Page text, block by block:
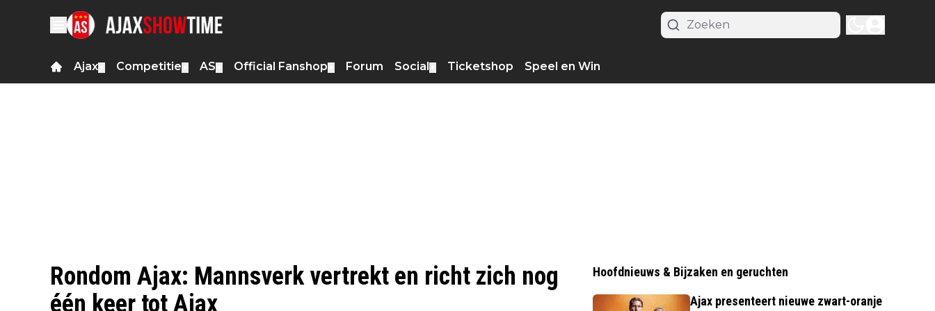
Ajax Competitie AS Official Fanshop Forum Social Ticketshop Speel en Win
Rondom Ajax: Mannsverk vertrekt en richt zich nog
één keer tot Ajax
Hoofdnieuws & Bijzaken en geruchten
Ajax presenteert nieuwe zwart-oranje